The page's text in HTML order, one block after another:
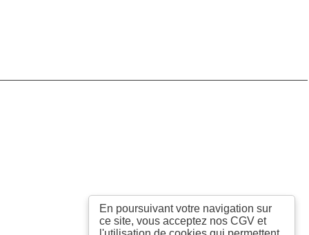
En poursuivant votre navigation sur
ce site, vous acceptez nos CGV et